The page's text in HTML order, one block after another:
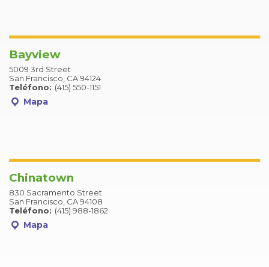
Bayview
5009 3rd Street
San Francisco, CA 94124
Teléfono: (415) 550-1151
Mapa
Chinatown
830 Sacramento Street
San Francisco, CA 94108
Teléfono: (415) 988-1862
Mapa